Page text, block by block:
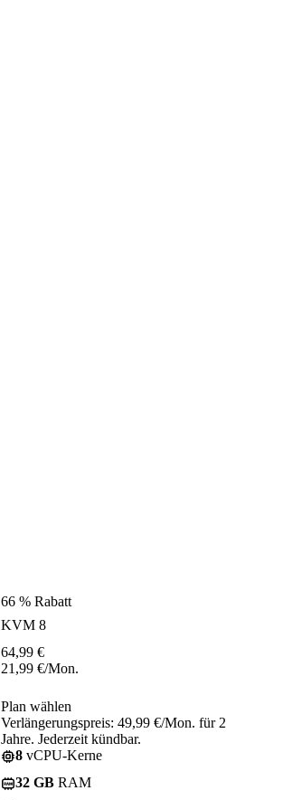
66 % Rabatt
KVM 8
64,99 €
21,99 €/Mon.
Plan wählen
Verlängerungspreis: 49,99 €/Mon. für 2
Jahre. Jederzeit kündbar.
8 vCPU-Kerne
32 GB RAM